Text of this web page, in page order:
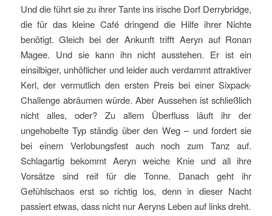
Und die führt sie zu ihrer Tante ins irische Dorf Derrybridge,
die für das kleine Café dringend die Hilfe ihrer Nichte
benötigt. Gleich bei der Ankunft trifft Aeryn auf Ronan
Magee. Und sie kann ihn nicht ausstehen. Er ist ein
einsilbiger, unhöflicher und leider auch verdammt attraktiver
Kerl, der vermutlich den ersten Preis bei einer Sixpack-
Challenge abräumen würde. Aber Aussehen ist schließlich
nicht alles, oder? Zu allem Überfluss läuft ihr der
ungehobelte Typ ständig über den Weg – und fordert sie
bei einem Verlobungsfest auch noch zum Tanz auf.
Schlagartig bekommt Aeryn weiche Knie und all ihre
Vorsätze sind reif für die Tonne. Danach geht ihr
Gefühlschaos erst so richtig los, denn in dieser Nacht
passiert etwas, dass nicht nur Aeryns Leben auf links dreht.